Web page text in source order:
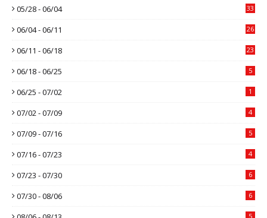
05/28 - 06/04 33
06/04 - 06/11 26
06/11 - 06/18 23
06/18 - 06/25 5
06/25 - 07/02 1
07/02 - 07/09 4
07/09 - 07/16 5
07/16 - 07/23 4
07/23 - 07/30 6
07/30 - 08/06 6
5